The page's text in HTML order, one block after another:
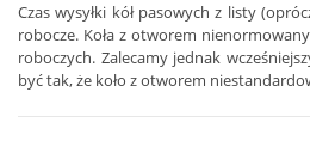
Czas wysyłki kół pasowych z listy
robocze. Koła z otworem
roboczych. Zalecamy jednak
być tak, że koło z otworem